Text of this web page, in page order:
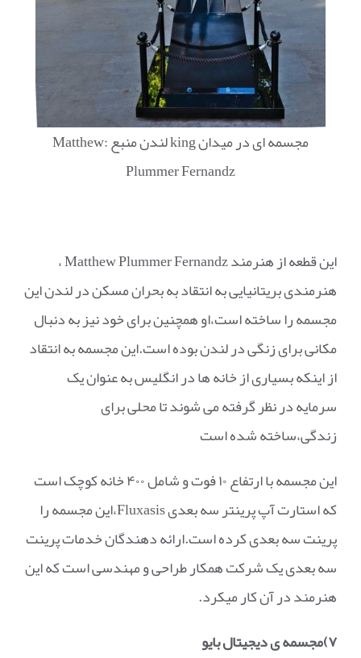
مجسمه ای در میدان king لندن منبع :Matthew
Plummer Fernandz
این قطعه از هنرمند Matthew Plummer Fernandz ،
هنرمندی بریتانیایی به انتقاد به بحران مسکن در لندن این
مجسمه را ساخته است،او همچنین برای خود نیز به دنبال
مکانی برای زنگی در لندن بوده است.این مجسمه به انتقاد
از اینکه بسیاری از خانه ها در انگلیس به عنوان یک
سرمایه در نظر گرفته می شوند تا محلی برای
زندگی،ساخته شده است
این مجسمه با ارتفاع ۱۰ فوت و شامل ۴۰۰ خانه کوچک است
که استارت آپ پرینتر سه بعدی Fluxasis،این مجسمه را
پرینت سه بعدی کرده است.ارائه دهندگان خدمات پرینت
سه بعدی یک شرکت همکار طراحی و مهندسی است که این
هنرمند در آن کار میکرد.
۷)مجسمه ی دیجیتال بایو